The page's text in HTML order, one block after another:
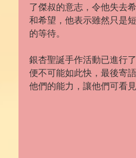
了傑叔的意志，令他失去
和希望，他表示雖然只是
的等待。
銀杏聖誕手作活動已進行
便不可能如此快，最後寄
他們的能力，讓他們可看